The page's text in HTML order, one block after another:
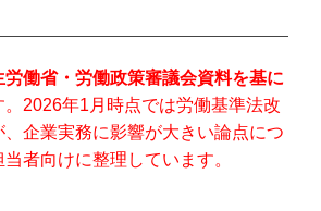
労働省・労働政策審議会資料を基に
。2026年1月時点では労働基準法改
企業実務に影響が大きい論点につ
者向けに整理しています。